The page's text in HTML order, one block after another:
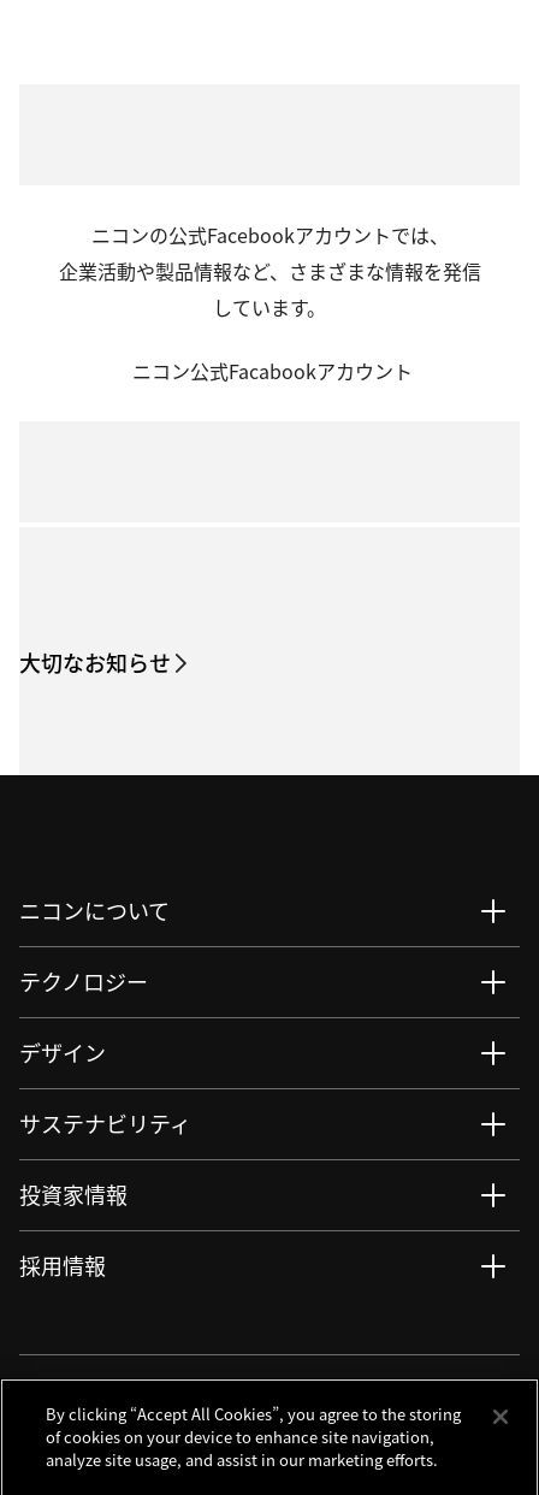
ニコンの公式Facebookアカウントでは、
企業活動や製品情報など、さまざまな情報を発信
しています。
ニコン公式Facabookアカウント
大切なお知らせ
ニコンについて
テクノロジー
デザイン
サステナビリティ
投資家情報
採用情報
By clicking “Accept All Cookies”, you agree to the storing
of cookies on your device to enhance site navigation,
analyze site usage, and assist in our marketing efforts.